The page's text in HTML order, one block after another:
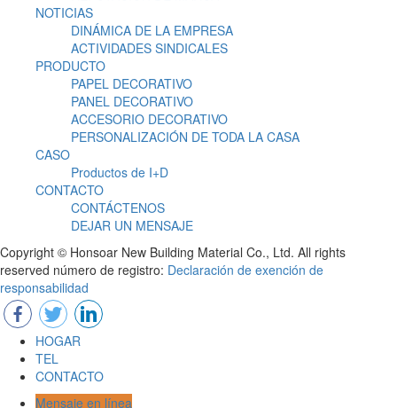
NOTICIAS
DINÁMICA DE LA EMPRESA
ACTIVIDADES SINDICALES
PRODUCTO
PAPEL DECORATIVO
PANEL DECORATIVO
ACCESORIO DECORATIVO
PERSONALIZACIÓN DE TODA LA CASA
CASO
Productos de I+D
CONTACTO
CONTÁCTENOS
DEJAR UN MENSAJE
Copyright © Honsoar New Building Material Co., Ltd. All rights
reserved número de registro: Declaración de exención de
responsabilidad
HOGAR
TEL
CONTACTO
Mensaje en línea